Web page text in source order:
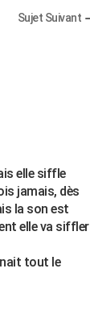
Sujet Suivant
elle siffle
jamais, dès
la son est
elle va siffler
tout le